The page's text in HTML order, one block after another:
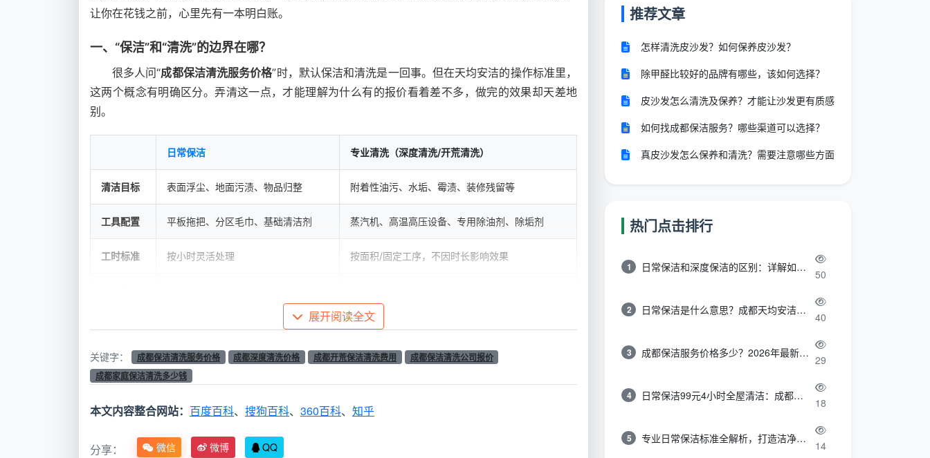
让你在花钱之前，心里先有一本明白账。
一、“保洁”和“清洗”的边界在哪？
很多人问“成都保洁清洗服务价格”时，默认保洁和清洗是一回事。但在天均安洁的操作标准里，
这两个概念有明确区分。弄清这一点，才能理解为什么有的报价看着差不多，做完的效果却天差地
别。
日常保洁 专业清洗（深度清洗/开荒清洗）
清洁目标 表面浮尘、地面污渍、物品归整 附着性油污、水垢、霉渍、装修残留等
工具配置 平板拖把、分区毛巾、基础清洁剂 蒸汽机、高温高压设备、专用除油剂、除垢剂
工时标准 按小时灵活处理 按面积/固定工序，不因时长影响效果
把这两个概念分清楚，再看“成都保洁清洗服务价格”，就不会再被“低价保洁当清洗卖”的套路带
偏了。
二、天均安洁保洁清洗服务价格明细（2026年参考）
以下是成都天均安洁保洁 正在执行的主要保洁清洗服务项目及对应价格。所有报价均已包含人
展开阅读全文
关键字： 成都保洁清洗服务价格 成都深度清洗价格 成都开荒保洁清洗费用
成都保洁清洗公司报价
成都家庭保洁清洗多少钱
本文内容整合网站： 百度百科、 搜狗百科、 360百科、 知乎
分享： 微信 微博 QQ
推荐文章
怎样清洗皮沙发？如何保养皮沙发？
除甲醛比较好的品牌有哪些，该如何选择？
皮沙发怎么清洗及保养？才能让沙发更有质感
如何找成都保洁服务？哪些渠道可以选择？
真皮沙发怎么保养和清洗？需要注意哪些方面
热门点击排行
1 日常保洁和深度保洁的区别：详解如何选择最适合的清洁服务
50
2 日常保洁是什么意思？成都天均安洁带你快速区分“日常vs深度vs开荒”
40
3 成都保洁服务价格多少？2026年最新报价表来了，这一篇看透所有费用
29
4 日常保洁99元4小时全屋清洁：成都天均安洁保洁超值服务全解析
18
5 专业日常保洁标准全解析，打造洁净舒适生活空间
14